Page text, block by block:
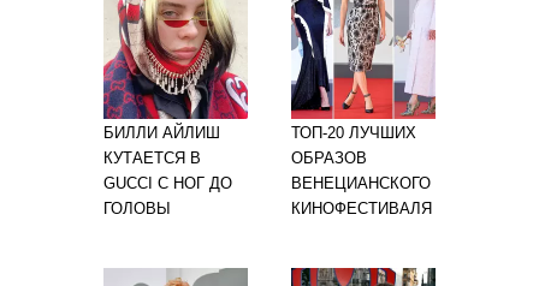
БИЛЛИ АЙЛИШ
КУТАЕТСЯ В
GUCCI С НОГ ДО
ГОЛОВЫ
ТОП-20 ЛУЧШИХ
ОБРАЗОВ
ВЕНЕЦИАНСКОГО
КИНОФЕСТИВАЛЯ